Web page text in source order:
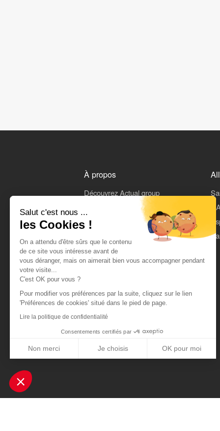
Salut c'est nous ...
les Cookies !
On a attendu d'être sûrs que le contenu
de ce site vous intéresse avant de
vous déranger, mais on aimerait bien vous accompagner pendant
votre visite...
C'est OK pour vous ?
Pour modifier vos préférences par la suite, cliquez sur le lien
'Préférences de cookies' situé dans le pied de page.
Lire la politique de confidentialité
Consentements certifiés par
Non merci Je choisis OK pour moi
Notre plateforme vous permet d'adapter et de gérer vos
À propos
Découvrez Actual group
On parle de nous
CGU
Données personnelles